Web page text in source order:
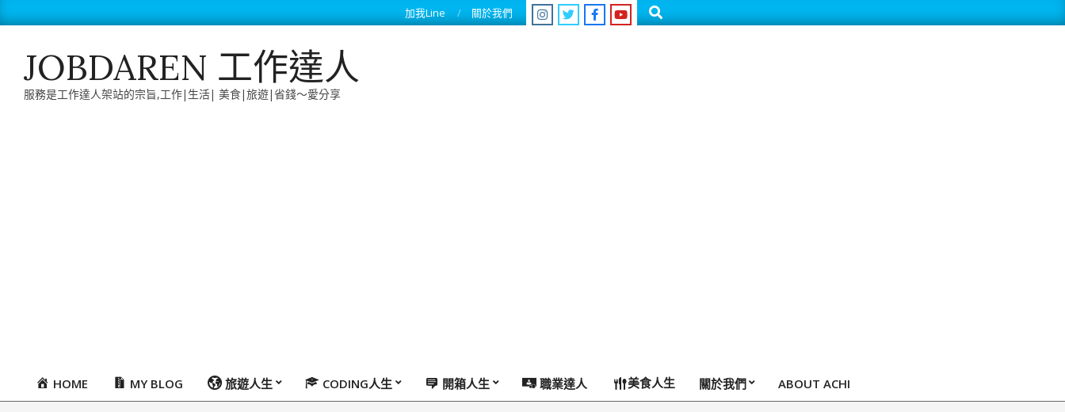
to
加我Line 關於我們 Search
JOBDAREN 工作達人
服務是工作達人架站的宗旨,工作|生活| 美食|旅遊|省錢～愛分享
PrimaryHOME MY BLOG 旅遊人生 CODING人生 開箱人生 職業達人 美食人生 關於我們 ABOUT ACHI